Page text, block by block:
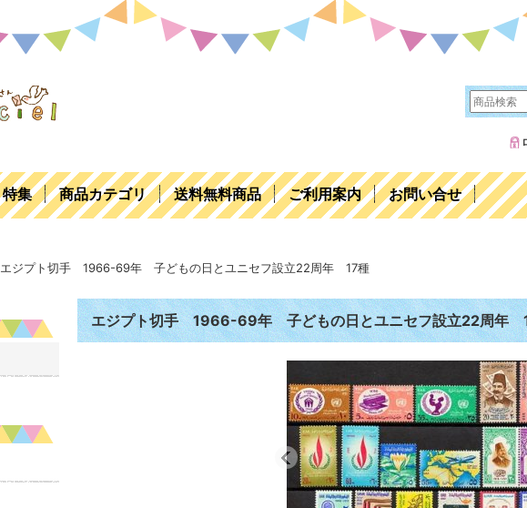
特集 商品カテゴリ 送料無料商品 ご利用案内 お問い合せ
エジプト切手 1966-69年 子どもの日とユニセフ設立22周年 17種
エジプト切手 1966-69年 子どもの日とユニセフ設立22周年